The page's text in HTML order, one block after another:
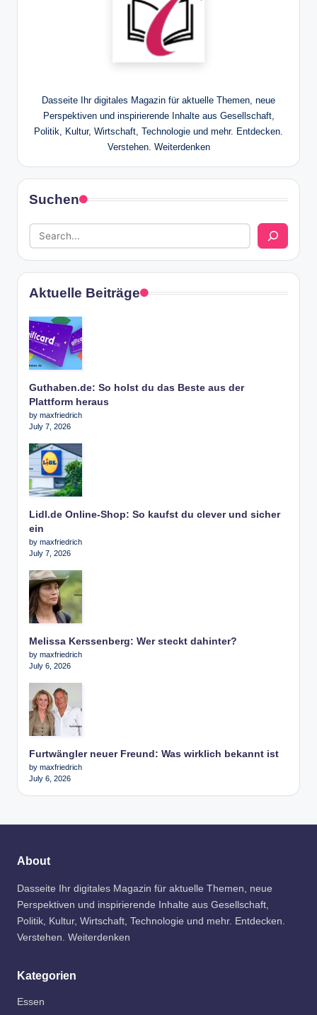
Dasseite Ihr digitales Magazin für aktuelle Themen, neue
Perspektiven und inspirierende Inhalte aus Gesellschaft,
Politik, Kultur, Wirtschaft, Technologie und mehr. Entdecken.
Verstehen. Weiterdenken
Suchen
Aktuelle Beiträge
Guthaben.de: So holst du das Beste aus der
Plattform heraus
by maxfriedrich
July 7, 2026
Lidl.de Online-Shop: So kaufst du clever und sicher
ein
by maxfriedrich
July 7, 2026
Melissa Kerssenberg: Wer steckt dahinter?
by maxfriedrich
July 6, 2026
Furtwängler neuer Freund: Was wirklich bekannt ist
by maxfriedrich
July 6, 2026
About
Dasseite Ihr digitales Magazin für aktuelle Themen, neue
Perspektiven und inspirierende Inhalte aus Gesellschaft,
Politik, Kultur, Wirtschaft, Technologie und mehr. Entdecken.
Verstehen. Weiterdenken
Kategorien
Essen